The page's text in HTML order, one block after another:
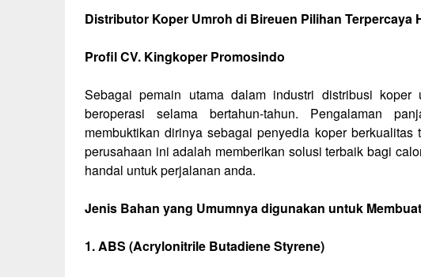
Distributor Koper Umroh di Bireuen Pilihan Terpercaya
Profil CV. Kingkoper Promosindo
Sebagai pemain utama dalam industri distribusi koper
beroperasi selama bertahun-tahun. Pengalaman
membuktikan dirinya sebagai penyedia koper
perusahaan ini adalah memberikan solusi terbaik bagi
handal untuk perjalanan anda.
Jenis Bahan yang Umumnya digunakan untuk
1. ABS (Acrylonitrile Butadiene Styrene)